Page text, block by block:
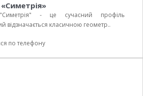
- це сучасний профіль
відзначається класичною геометр..
по телефону